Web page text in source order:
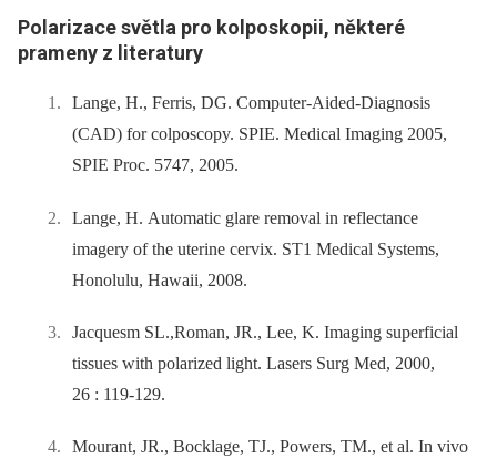
Polarizace světla pro kolposkopii, některé
prameny z literatury
Lange, H., Ferris, DG. Computer-Aided-Diagnosis
(CAD) for colposcopy. SPIE. Medical Imaging 2005,
SPIE Proc. 5747, 2005.
Lange, H. Automatic glare removal in reflectance
imagery of the uterine cervix. ST1 Medical Systems,
Honolulu, Hawaii, 2008.
Jacquesm SL.,Roman, JR., Lee, K. Imaging superficial
tissues with polarized light. Lasers Surg Med, 2000,
26 : 119-129.
Mourant, JR., Bocklage, TJ., Powers, TM., et al. In vivo